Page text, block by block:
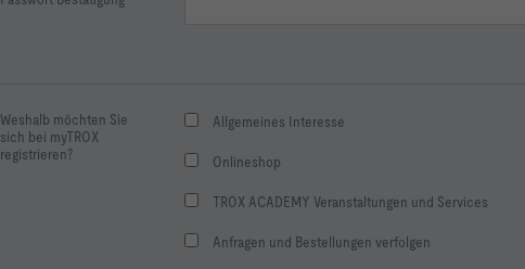
Weshalb möchten Sie
sich bei myTROX
registrieren?
Allgemeines Interesse
Onlineshop
TROX ACADEMY Veranstaltungen und Services
Anfragen und Bestellungen verfolgen